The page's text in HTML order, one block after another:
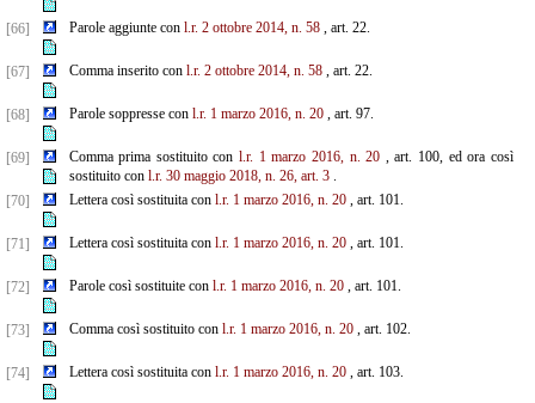
[66] Parole aggiunte con l.r. 2 ottobre 2014, n. 58, art. 22.
[67] Comma inserito con l.r. 2 ottobre 2014, n. 58, art. 22.
[68] Parole soppresse con l.r. 1 marzo 2016, n. 20, art. 97.
[69] Comma prima sostituito conl.r. 1 marzo 2016, n. 20 , art. 100, ed ora così
sostituito con l.r. 30 maggio 2018, n. 26, art. 3.
[70]
Lettera così sostituita con l.r. 1 marzo 2016, n. 20, art. 101.
[71] Lettera così sostituita con l.r. 1 marzo 2016, n. 20, art. 101.
[72] Parole così sostituite con l.r. 1 marzo 2016, n. 20, art. 101.
[73] Comma così sostituito con l.r. 1 marzo 2016, n. 20, art. 102.
[74] Lettera così sostituita con l.r. 1 marzo 2016, n. 20, art. 103.